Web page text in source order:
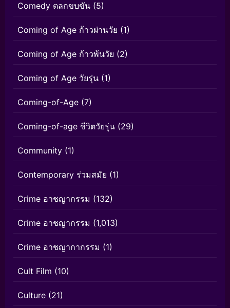
Comedy ตลกขบขัน (5)
Coming of Age ก้าวผ่านวัย (1)
Coming of Age ก้าวพ้นวัย (2)
Coming of Age วัยรุ่น (1)
Coming-of-Age (7)
Coming-of-age ชีวิตวัยรุ่น (29)
Community (1)
Contemporary ร่วมสมัย (1)
Crime อาชญากรรม (132)
Crime อาชญากรรม (1,013)
Crime อาชญากากรรม (1)
Cult Film (10)
Culture (21)